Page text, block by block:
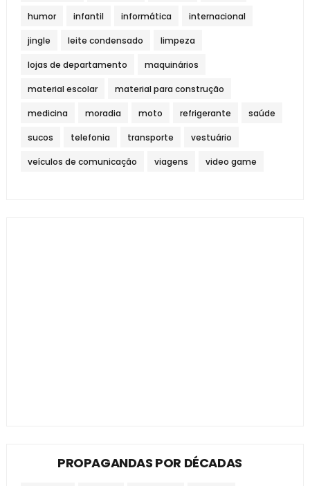
humor infantil informática internacional
jingle leite condensado limpeza
lojas de departamento maquinários
material escolar material para construção
medicina moradia moto refrigerante saúde
sucos telefonia transporte vestuário
veículos de comunicação viagens video game
PROPAGANDAS POR DÉCADAS